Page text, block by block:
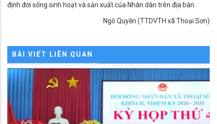
định đời sống sinh hoạt và sản xuất của Nhân dân trên địa bàn.
Ngô Quyền (TTDVTH xã Thoại Sơn)
BÀI VIẾT LIÊN QUAN